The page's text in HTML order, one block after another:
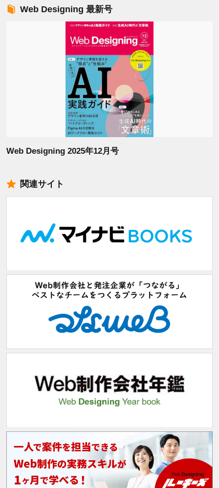
Web Designing 最新号
Web Designing 2025年12月号
関連サイト